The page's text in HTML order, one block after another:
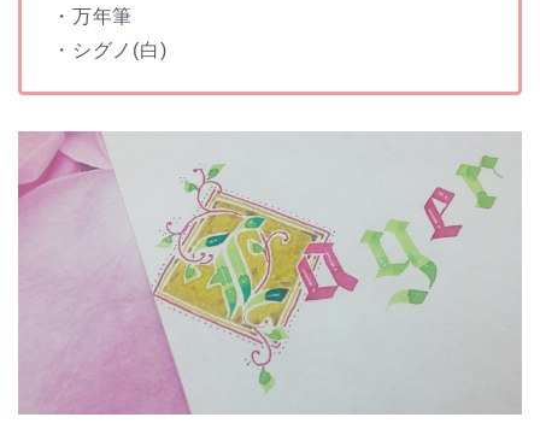
・万年筆
・シグノ(白)